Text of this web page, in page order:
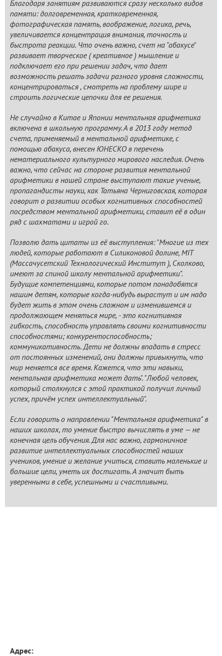
Благодаря занятиям развиваются сразу несколько видов
памяти: долговременная, кратковременная,
фотографическая память, воображение, логика, речь,
увеличивается концентрация внимания, точность и
быстрота реакции. Что очень важно, счет на "абакусе"
развивает творческое ( креативное ) мышление и
подключает его при решении задач, что дает
возможность решать задачи разного уровня сложности,
концентрироваться , смотреть на проблему шире и
строить логические цепочки для ее решения.
Не случайно в Китае и Японии ментальная арифметика
включена в школьную программу. А в 2013 году метод
счета, применяемый в ментальной арифметике, с
помощью абакуса, внесен ЮНЕСКО в перечень
нематериального культурного мирового наследия. Очень
важно, что сейчас на стороне развития ментальной
арифметики в нашей стране выступают такие ученые,
пропагандисты науки, как Татьяна Черниговская, которая
говорит о развитии особых когнитивных способностей
посредством ментальной арифметики, ставит её в один
ряд с шахматами и игрой го.
Позволю дать цитаты из её выступления: "Многие из тех
людей, которые работают в Силиконовой долине, MIT
(Массачусетский Технологический Институт ), Сколково,
имеют за спиной школу ментальной арифметики".
Будущие компетенциями, которые потом понадобятся
нашим детям, которые когда-нибудь вырастут и им надо
будет жить в этом очень сложном и изменившемся и
продолжающем меняться мире, - это когнитивная
гибкость, способность управлять своими когнитивности
способностями; конкурентоспособность;
коммуникативность. Дети не должны впадать в стресс
от постоянных изменений, они должны привыкнуть, что
мир меняется все время. Кажется, что эти навыки,
ментальная арифметика может дать". "Любой человек,
который столкнулся с этой практикой получил личный
успех, причём успех интеллектуальный".
Если говорить о направлении "Ментальная арифметика" в
наших школах, то умение быстро вычислять в уме — не
конечная цель обучения. Для нас важно, гармоничное
развитие интеллектуальных способностей наших
учеников, умение и желание учиться, ставить маленькие и
большие цели, уметь их достигать. А значит быть
уверенными в себе, успешными и счастливыми.
Адрес: